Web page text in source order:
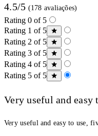
4.5/5 (178 avaliações)
Rating 0 of 5
Rating 1 of 5
Rating 2 of 5
Rating 3 of 5
Rating 4 of 5
Rating 5 of 5
Very useful and easy
Very useful and easy to use,